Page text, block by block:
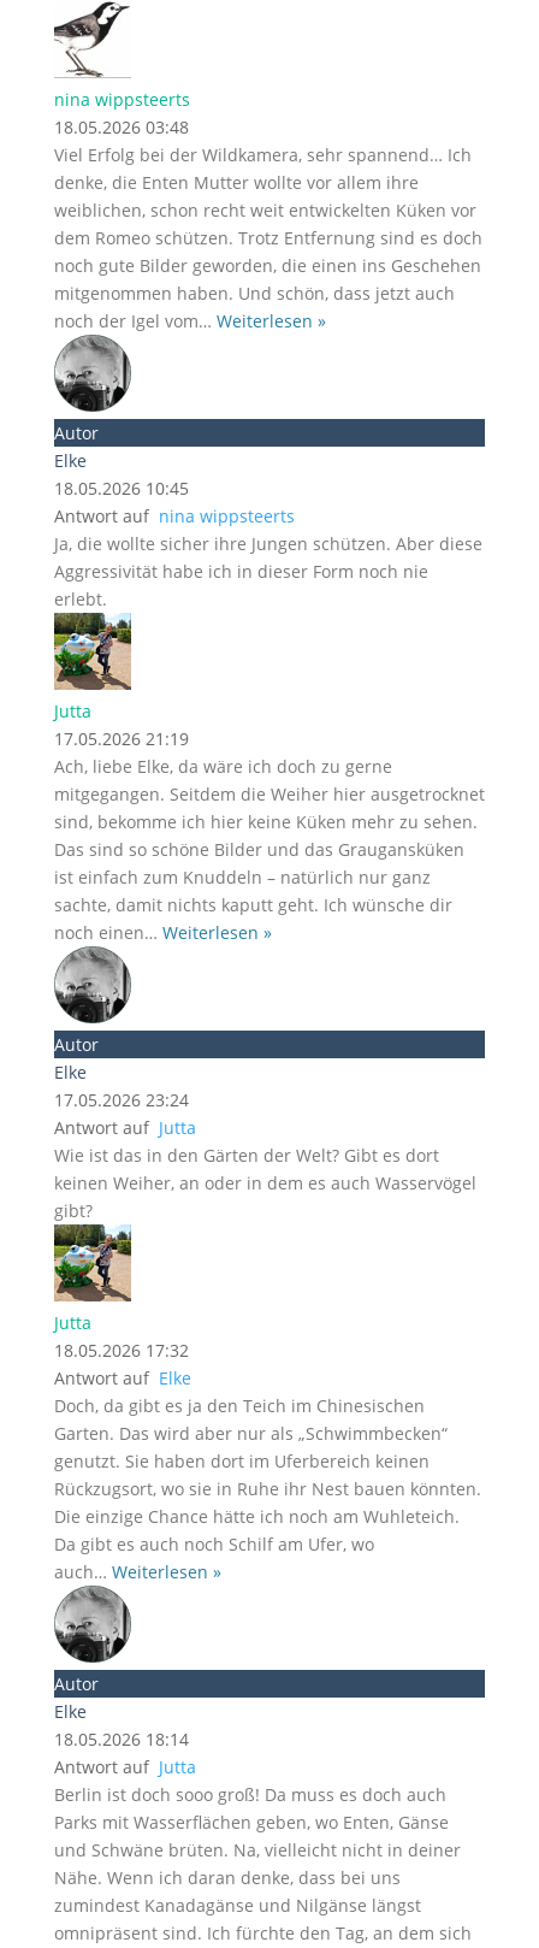
nina wippsteerts
18.05.2026 03:48
Viel Erfolg bei der Wildkamera, sehr spannend… Ich
denke, die Enten Mutter wollte vor allem ihre
weiblichen, schon recht weit entwickelten Küken vor
dem Romeo schützen. Trotz Entfernung sind es doch
noch gute Bilder geworden, die einen ins Geschehen
mitgenommen haben. Und schön, dass jetzt auch
noch der Igel vom… Weiterlesen »
Autor
Elke
18.05.2026 10:45
Antwort auf nina wippsteerts
Ja, die wollte sicher ihre Jungen schützen. Aber diese
Aggressivität habe ich in dieser Form noch nie
erlebt.
Jutta
17.05.2026 21:19
Ach, liebe Elke, da wäre ich doch zu gerne
mitgegangen. Seitdem die Weiher hier ausgetrocknet
sind, bekomme ich hier keine Küken mehr zu sehen.
Das sind so schöne Bilder und das Graugansküken
ist einfach zum Knuddeln – natürlich nur ganz
sachte, damit nichts kaputt geht. Ich wünsche dir
noch einen… Weiterlesen »
Autor
Elke
17.05.2026 23:24
Antwort auf Jutta
Wie ist das in den Gärten der Welt? Gibt es dort
keinen Weiher, an oder in dem es auch Wasservögel
gibt?
Jutta
18.05.2026 17:32
Antwort auf Elke
Doch, da gibt es ja den Teich im Chinesischen
Garten. Das wird aber nur als „Schwimmbecken“
genutzt. Sie haben dort im Uferbereich keinen
Rückzugsort, wo sie in Ruhe ihr Nest bauen könnten.
Die einzige Chance hätte ich noch am Wuhleteich.
Da gibt es auch noch Schilf am Ufer, wo
auch… Weiterlesen »
Autor
Elke
18.05.2026 18:14
Antwort auf Jutta
Berlin ist doch sooo groß! Da muss es doch auch
Parks mit Wasserflächen geben, wo Enten, Gänse
und Schwäne brüten. Na, vielleicht nicht in deiner
Nähe. Wenn ich daran denke, dass bei uns
zumindest Kanadagänse und Nilgänse längst
omnipräsent sind. Ich fürchte den Tag, an dem sich